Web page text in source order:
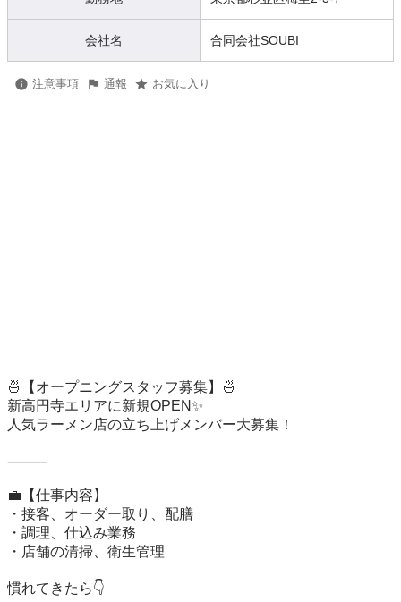
会社名 合同会社SOUBI
注意事項 通報 お気に入り
🍜【オープニングスタッフ募集】🍜
新高円寺エリアに新規OPEN✨
人気ラーメン店の立ち上げメンバー大募集！
⸻
💼【仕事内容】
・接客、オーダー取り、配膳
・調理、仕込み業務
・店舗の清掃、衛生管理
慣れてきたら👇